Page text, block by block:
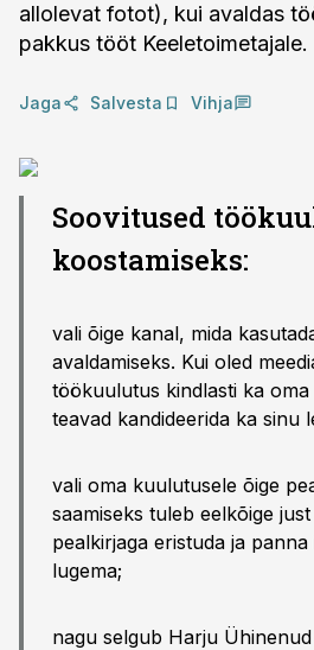
allolevat fotot), kui avaldas
pakkus tööt Keeletoimetajale.
Jaga Salvesta Vihja
Soovitused
koostamiseks:
vali õige kanal, mida
avaldamiseks. Kui oled
töökuulutus kindlasti ka
teavad kandideerida ka sinu
vali oma kuulutusele õige
saamiseks tuleb eelkõige
pealkirjaga eristuda ja
lugema;
nagu selgub Harju